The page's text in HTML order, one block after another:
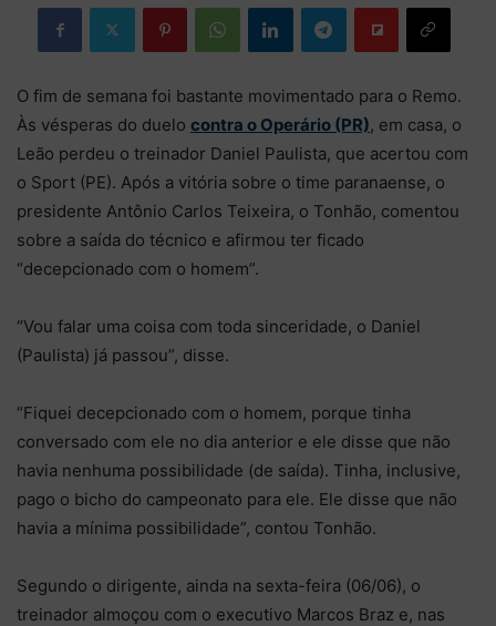
O fim de semana foi bastante movimentado para o Remo.
Às vésperas do duelo contra o Operário (PR), em casa, o
Leão perdeu o treinador Daniel Paulista, que acertou com
o Sport (PE). Após a vitória sobre o time paranaense, o
presidente Antônio Carlos Teixeira, o Tonhão, comentou
sobre a saída do técnico e afirmou ter ficado
“decepcionado com o homem”.
“Vou falar uma coisa com toda sinceridade, o Daniel
(Paulista) já passou”, disse.
“Fiquei decepcionado com o homem, porque tinha
conversado com ele no dia anterior e ele disse que não
havia nenhuma possibilidade (de saída). Tinha, inclusive,
pago o bicho do campeonato para ele. Ele disse que não
havia a mínima possibilidade”, contou Tonhão.
Segundo o dirigente, ainda na sexta-feira (06/06), o
treinador almoçou com o executivo Marcos Braz e, nas